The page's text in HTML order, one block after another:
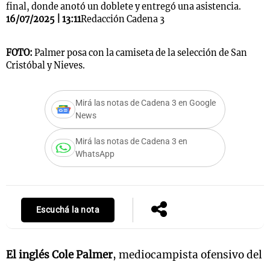
final, donde anotó un doblete y entregó una asistencia.
16/07/2025 | 13:11Redacción Cadena 3
FOTO: Palmer posa con la camiseta de la selección de San
Cristóbal y Nieves.
Mirá las notas de Cadena 3 en Google
News
Mirá las notas de Cadena 3 en
WhatsApp
Escuchá la nota
El inglés Cole Palmer, mediocampista ofensivo del
Mundial 2026